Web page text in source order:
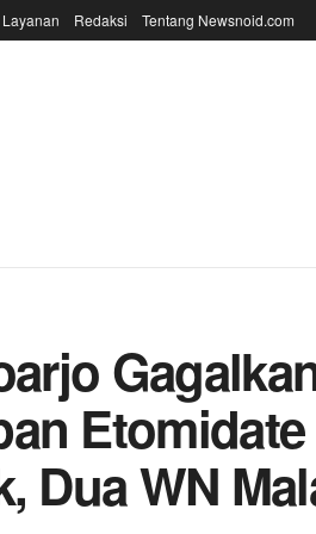
Redaksi Tentang Newsnoid.com
Dua WN